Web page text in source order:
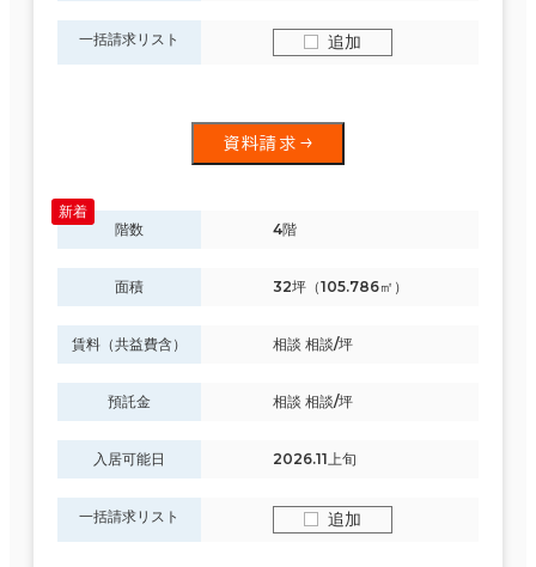
一括請求リスト 追加
資料請求
階数 4階
面積 32坪（105.786㎡）
賃料（共益費含） 相談 相談/坪
預託金 相談 相談/坪
入居可能日 2026.11上旬
一括請求リスト 追加